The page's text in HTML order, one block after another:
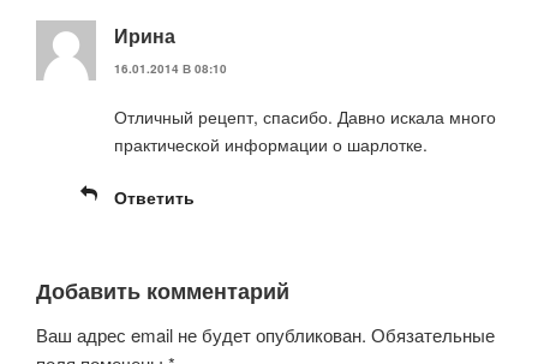
Ирина
16.01.2014 В 08:10
Отличный рецепт, спасибо. Давно искала много
практической информации о шарлотке.
Ответить
Добавить комментарий
Ваш адрес email не будет опубликован. Обязательные